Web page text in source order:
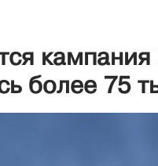
кампания
более 75